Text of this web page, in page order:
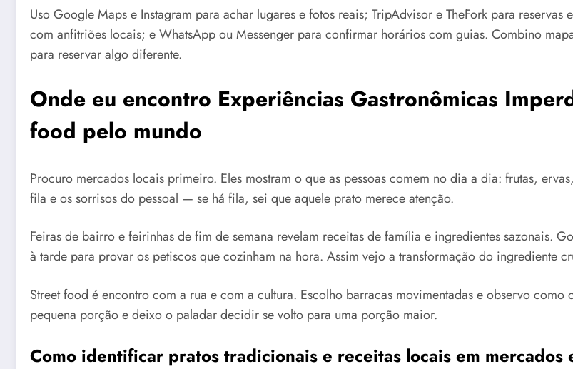
Uso Google Maps e Instagram para achar lugares e fotos reais; TripAdvisor e TheFork para
com anfitriões locais; e WhatsApp ou Messenger para confirmar horários com guias. Combino
para reservar algo diferente.
Onde eu encontro Experiências Gastronômicas
food pelo mundo
Procuro mercados locais primeiro. Eles mostram o que as pessoas comem no dia a dia: frutas,
fila e os sorrisos do pessoal — se há fila, sei que aquele prato merece atenção.
Feiras de bairro e feirinhas de fim de semana revelam receitas de família e ingredientes sazonais.
à tarde para provar os petiscos que cozinham na hora. Assim vejo a transformação do ingrediente
Street food é encontro com a rua e com a cultura. Escolho barracas movimentadas e observo
pequena porção e deixo o paladar decidir se volto para uma porção maior.
Como identificar pratos tradicionais e receitas locais em mercados